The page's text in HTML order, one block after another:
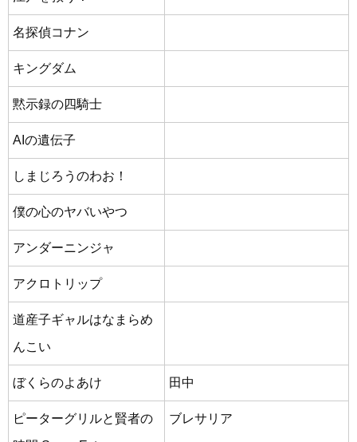
名探偵コナン
キングダム
黙示録の四騎士
AIの遺伝子
しまじろうのわお！
僕の心のヤバいやつ
アンダーニンジャ
アクロトリップ
道産子ギャルはなまらめ
んこい
ぼくらのよあけ 田中
ピーターグリルと賢者の
ブレサリア